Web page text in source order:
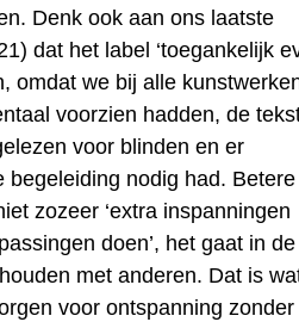
Denk ook aan ons laatste
dat het label ‘toegankelijk
omdat we bij alle
voorzien hadden, de
voor blinden en er
begeleiding nodig had. Betere
zozeer ‘extra inspanningen
doen’, het gaat in de
met anderen. Dat is
voor ontspanning zonder